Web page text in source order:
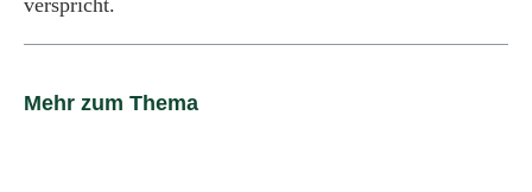
verspricht.
Mehr zum Thema